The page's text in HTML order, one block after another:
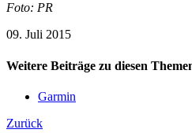
Foto: PR
09. Juli 2015
Weitere Beiträge zu diesen
Garmin
Zurück